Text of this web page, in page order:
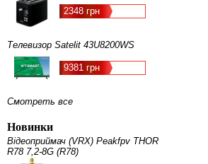
2348 грн
Телевизор Satelit 43U8200WS
9381 грн
Смотреть все
Новинки
Відеоприймач (VRX) Peakfpv THOR
R78 7,2-8G (R78)